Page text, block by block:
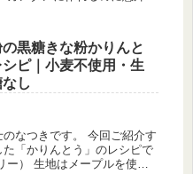
の黒糖きな粉かりんと
シピ｜小麦不使用・生
し
なつきです。 今回ご紹介す
「かりんとう」のレシピで
ー） 生地はメープルを使